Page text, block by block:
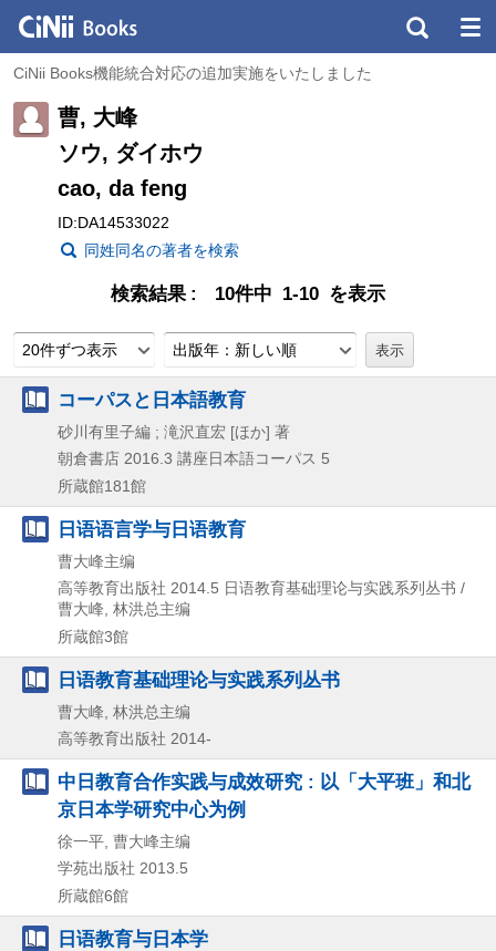
CiNii Books機能統合対応の追加実施をいたしました
曹, 大峰
ソウ, ダイホウ
cao, da feng
ID:DA14533022
同姓同名の著者を検索
検索結果 10件中 1-10 を表示
20件ずつ表示 出版年：新しい順
コーパスと日本語教育
砂川有里子編 ; 滝沢直宏 [ほか] 著
朝倉書店 2016.3 講座日本語コーパス 5
所蔵館181館
日语语言学与日语教育
曹大峰主编
高等教育出版社 2014.5 日语教育基础理论与实践系列丛书 /
曹大峰, 林洪总主编
所蔵館3館
日语教育基础理论与实践系列丛书
曹大峰, 林洪总主编
高等教育出版社 2014-
中日教育合作实践与成效研究 : 以「大平班」和北
京日本学研究中心为例
徐一平, 曹大峰主编
学苑出版社 2013.5
所蔵館6館
日语教育与日本学